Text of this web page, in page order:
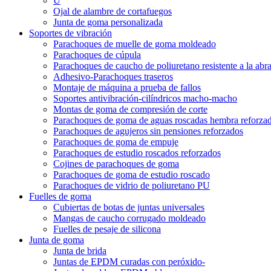
Ojal de alambre de cortafuegos
Junta de goma personalizada
Soportes de vibración
Parachoques de muelle de goma moldeado
Parachoques de cúpula
Parachoques de caucho de poliuretano resistente a la
Adhesivo-Parachoques traseros
Montaje de máquina a prueba de fallos
Soportes antivibración-cilíndricos macho-macho
Montas de goma de compresión de corte
Parachoques de goma de aguas roscadas hembra
Parachoques de agujeros sin pensiones reforzados
Parachoques de goma de empuje
Parachoques de estudio roscados reforzados
Cojines de parachoques de goma
Parachoques de goma de estudio roscado
Parachoques de vidrio de poliuretano PU
Fuelles de goma
Cubiertas de botas de juntas universales
Mangas de caucho corrugado moldeado
Fuelles de pesaje de silicona
Junta de goma
Junta de brida
Juntas de EPDM curadas con peróxido-